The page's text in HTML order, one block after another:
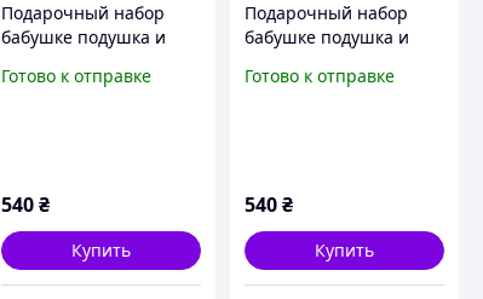
Подарочный набор
бабушке подушка и
бабушке на 8 марта.
Готово к отправке
540 ₴
Купить
Подарочный набор
бабушке подушка и
бабушке на 8 марта,
Готово к отправке
540₴
Купить